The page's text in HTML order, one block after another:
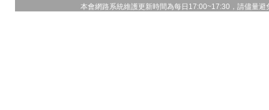
本會網路系統維護更新時間為每日17:00~17:30，請儘量